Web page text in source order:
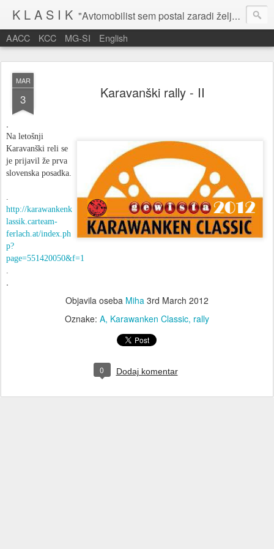
K L A S I K "Avtomobilist sem postal zaradi želje po potovanju in dejavnosti v prostem času." Baron Anton Codelli
AACC KCC MG-SI English
MAR
3 Karavanški rally - II
.
Na letošnji
Karavanški reli se
je prijavil že prva
slovenska posadka.
.
http://karawankenk
lassik.carteam-
ferlach.at/index.ph
p?
page=551420050&f=1
.
.
Objavila oseba Miha 3rd March 2012
Oznake: A Karawanken Classic rally
0 Dodaj komentar